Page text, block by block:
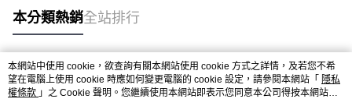
本分類熱銷全站排行
熱門標籤
本網站中使用 cookie，欲查詢有關本網站使用 cookie 方式之詳情，及若您不希
望在電腦上使用 cookie 時應如何變更電腦的 cookie 設定，請參閱本網站「 隱私
權條款 」之 Cookie 聲明。您繼續使用本網站即表示您同意本公司得按本網站使